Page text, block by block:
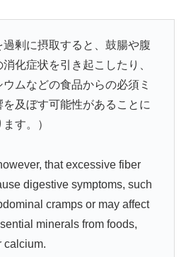
過剰に摂取すると、鼓腸や腹
化症状を引き起こしたり、
ムなどの食品からの必須ミ
及ぼす可能性があることに
す。）
that excessive fiber
digestive symptoms, such
cramps or may affect
minerals from foods,
calcium.